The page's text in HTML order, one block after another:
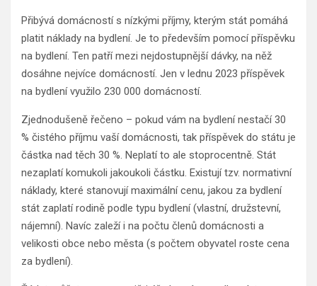
Přibývá domácností s nízkými příjmy, kterým stát pomáhá
platit náklady na bydlení. Je to především pomocí příspěvku
na bydlení. Ten patří mezi nejdostupnější dávky, na něž
dosáhne nejvíce domácností. Jen v lednu 2023 příspěvek
na bydlení využilo 230 000 domácností.
Zjednodušeně řečeno – pokud vám na bydlení nestačí 30
% čistého příjmu vaší domácnosti, tak příspěvek do státu je
částka nad těch 30 %. Neplatí to ale stoprocentně. Stát
nezaplatí komukoli jakoukoli částku. Existují tzv. normativní
náklady, které stanovují maximální cenu, jakou za bydlení
stát zaplatí rodině podle typu bydlení (vlastní, družstevní,
nájemní). Navíc zaleží i na počtu členů domácnosti a
velikosti obce nebo města (s počtem obyvatel roste cena
za bydlení).